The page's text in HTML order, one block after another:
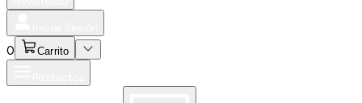
0 Carrito